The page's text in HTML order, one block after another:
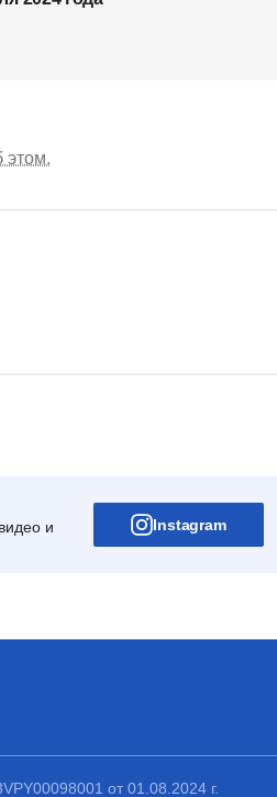
этом.
и
Instagram
от 01.08.2024 г.